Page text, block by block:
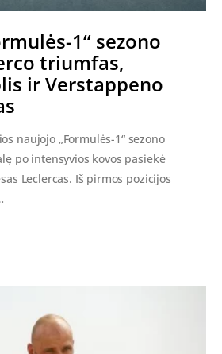
1“ sezono
triumfas,
ir Verstappeno
naujojo „Formulės-1“ sezono
po intensyvios kovos pasiekė
Leclercas. Iš pirmos pozicijos